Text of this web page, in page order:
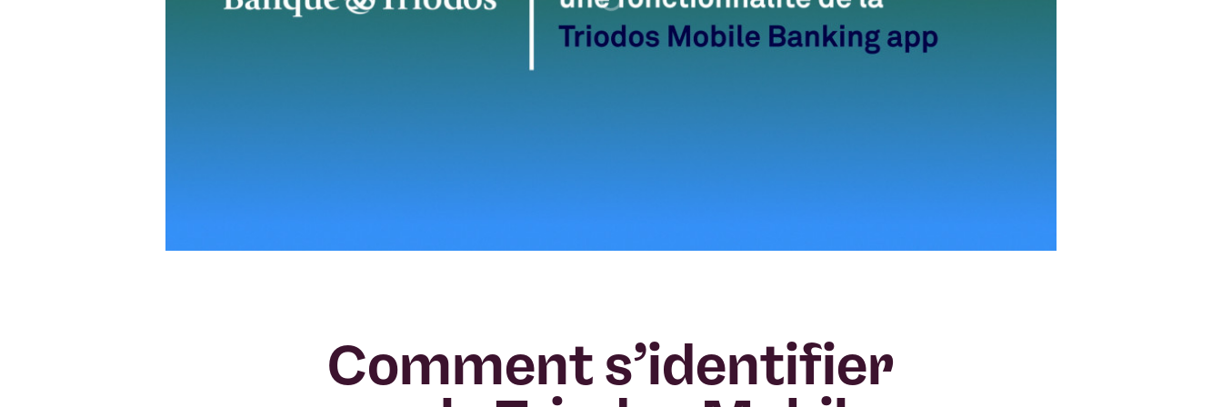
(par exemple, évitez votre date de naissance ou les suites logiques
Si vous souhaitez sauver votre code secret à 5 chiffres, alors
Comment s’identifier